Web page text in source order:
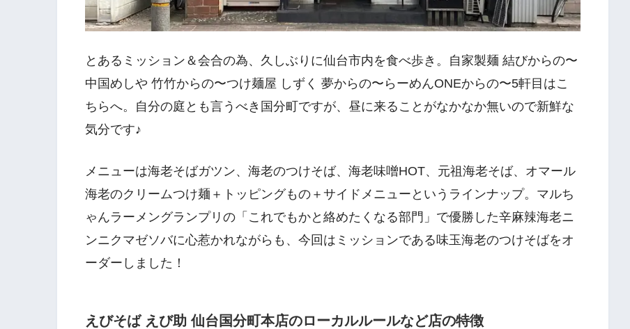
とあるミッション＆会合の為、久しぶりに仙台市内を食べ歩き。自家製麺 結びからの〜
中国めしや 竹竹からの〜つけ麺屋 しずく 夢からの〜らーめんONEからの〜5軒目はこ
ちらへ。自分の庭とも言うべき国分町ですが、昼に来ることがなかなか無いので新鮮な
気分です♪
メニューは海老そばガツン、海老のつけそば、海老味噌HOT、元祖海老そば、オマール
海老のクリームつけ麺＋トッピングもの＋サイドメニューというラインナップ。マルち
ゃんラーメングランプリの「これでもかと絡めたくなる部門」で優勝した辛麻辣海老ニ
ンニクマゼソバに心惹かれながらも、今回はミッションである味玉海老のつけそばをオ
ーダーしました！
えびそば えび助 仙台国分町本店のローカルルールなど店の特徴